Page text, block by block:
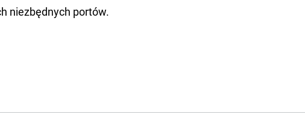
niezbędnych portów.